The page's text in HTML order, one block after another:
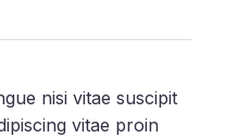
nisi vitae suscipit
vitae proin